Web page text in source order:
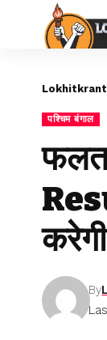
पश्चिम बंगाल
By